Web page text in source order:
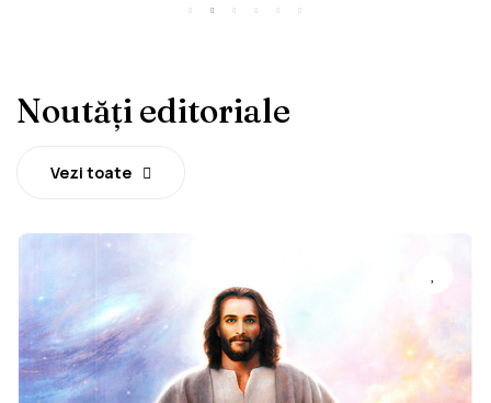
Noutăți editoriale
Vezi toate